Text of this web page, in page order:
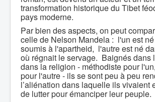
transformation historique du Tibet
pays moderne.
Par bien des aspects, on peut
celle de Nelson Mandela : l'un est
soumis à l'apartheid, l'autre est né
où régnait le servage. Baignés dans
dans la religion - méthodiste pour
pour l'autre - ils se sont peu à peu
l’aliénation dans laquelle ils vivaient
de lutter pour émanciper leur peuple.